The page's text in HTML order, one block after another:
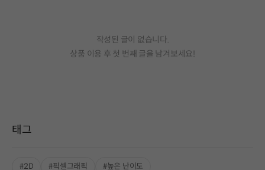
작성된 글이 없습니다.
상품 이용 후 첫 번째 글을 남겨보세요!
태그
#2D #픽셀그래픽 #높은 난이도